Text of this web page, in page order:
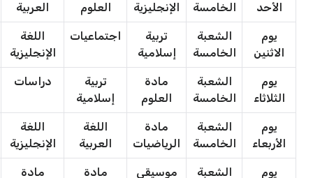
الأحد
الخامسة
الإنجليزية
العلوم
العربية
يوم
الاثنين
الشعبة
الخامسة
تربية
إسلامية
اجتماعيات
اللغة
الإنجليزية
يوم
الثلاثاء
الشعبة
الخامسة
مادة
العلوم
تربية
إسلامية
دراسات
يوم
الأربعاء
الشعبة
الخامسة
مادة
الرياضيات
اللغة
العربية
اللغة
الإنجليزية
يوم
الشعبة
موسيقى
مادة
مادة